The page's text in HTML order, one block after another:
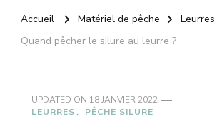
Accueil Matériel de pêche
Leurres
Quand pêcher le silure au leurre ?
UPDATED ON 18 JANVIER 2022
LEURRES
PÊCHE SILURE